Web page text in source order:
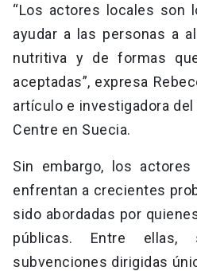
“Los actores locales son
ayudar a las personas a
nutritiva y de formas
aceptadas”, expresa
artículo e investigadora
Centre en Suecia.
Sin embargo, los
enfrentan a crecientes
sido abordadas por
públicas. Entre ellas,
subvenciones dirigidas